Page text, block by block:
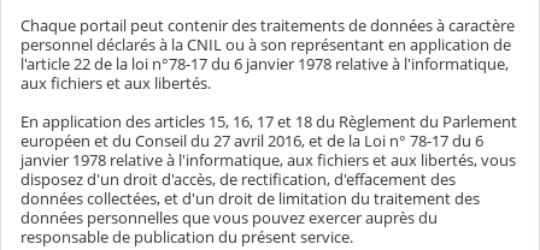
Chaque portail peut contenir des traitements de données à caractère
personnel déclarés à la CNIL ou à son représentant en application de
l'article 22 de la loi n°78-17 du 6 janvier 1978 relative à l'informatique,
aux fichiers et aux libertés.
En application des articles 15, 16, 17 et 18 du Règlement du Parlement
européen et du Conseil du 27 avril 2016, et de la Loi n° 78-17 du 6
janvier 1978 relative à l'informatique, aux fichiers et aux libertés, vous
disposez d'un droit d'accès, de rectification, d'effacement des
données collectées, et d'un droit de limitation du traitement des
données personnelles que vous pouvez exercer auprès du
responsable de publication du présent service.